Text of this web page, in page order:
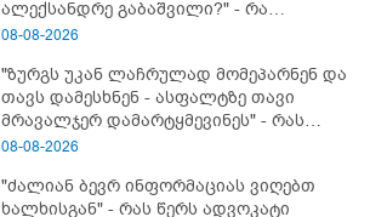
ალექსანდრე გაბაშვილი?" - რა
მიმართვას ავრცელებს ნია იმნაძის
08-08-2026
"ზურგს უკან ლაჩრულად მომეპარნენ და
თავს დამესხნენ - ასფალტზე თავი
მრავალჯერ დამარტყმევინეს" - რას
ჰყვება კურიერი, რომელსაც
გაუსწორდნენ?
08-08-2026
"ძალიან ბევრ ინფორმაციას ვიღებთ
ხალხისგან" - რას წერს ადვოკატი